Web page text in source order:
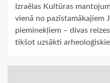
Izraēlas Kultūras
vienā no pazīstamākajiem
pieminekļiem – divas
tikšot uzsākti